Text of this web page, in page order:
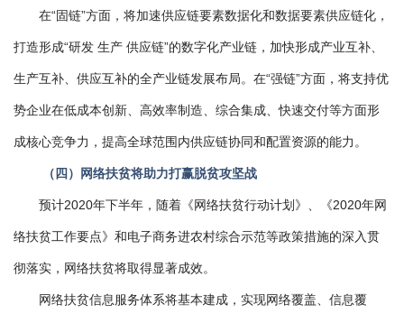
在“固链”方面，将加速供应链要素数据化和数据要素供应链化，
打造形成“研发 生产 供应链”的数字化产业链，加快形成产业互补、
生产互补、供应互补的全产业链发展布局。在“强链”方面，将支持优
势企业在低成本创新、高效率制造、综合集成、快速交付等方面形
成核心竞争力，提高全球范围内供应链协同和配置资源的能力。
（四）网络扶贫将助力打赢脱贫攻坚战
预计2020年下半年，随着《网络扶贫行动计划》、《2020年网
络扶贫工作要点》和电子商务进农村综合示范等政策措施的深入贯
彻落实，网络扶贫将取得显著成效。
网络扶贫信息服务体系将基本建成，实现网络覆盖、信息覆